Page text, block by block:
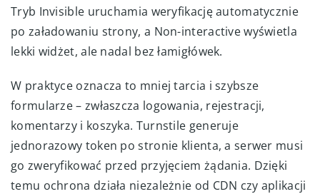
Tryb Invisible uruchamia weryfikację automatycznie
po załadowaniu strony, a Non-interactive wyświetla
lekki widżet, ale nadal bez łamigłówek.
W praktyce oznacza to mniej tarcia i szybsze
formularze – zwłaszcza logowania, rejestracji,
komentarzy i koszyka. Turnstile generuje
jednorazowy token po stronie klienta, a serwer musi
go zweryfikować przed przyjęciem żądania. Dzięki
temu ochrona działa niezależnie od CDN czy aplikacji